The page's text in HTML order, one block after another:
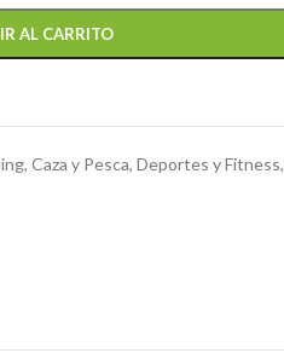
AL CARRITO
Caza y Pesca, Deportes y Fitness,